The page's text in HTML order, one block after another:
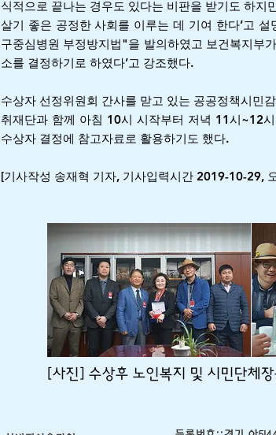
식적으로 끝나는 경우도 있다는 비판을 받기도 하
살기 좋은 공정한 사회를 이루는 데 기여 한다’고
구중심병원 부정방지법"을 발의하였고 보건복지부
소를 결정하기로 하였다’고 강조했다.
수상자 선정위원회 간사를 맏고 있는 공공정책시민
취재단과 함께 아침 10시 시작부터 저녁 11시~12
수상자 결정에 참고자료로 활용하기도 했다.
[기사작성 송재혁 기자, 기사입력시간 2019-10-29,
[사진] 수상후 노인복지 및 시민단체